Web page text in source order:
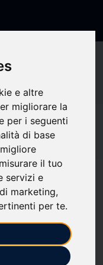
e altre
migliorare la
per i seguenti
di base
il tuo
servizi e
marketing,
per te.
disorders
Industria